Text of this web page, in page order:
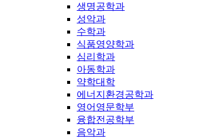
생명공학과
성악과
수학과
식품영양학과
심리학과
아동학과
약학대학
에너지환경공학과
영어영문학부
융합전공학부
음악과